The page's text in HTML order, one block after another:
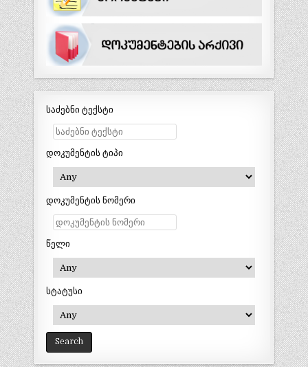
საძებნი ტექსტი
დოკუმენტის ტიპი
დოკუმენტის ნომერი
წელი
სტატუსი